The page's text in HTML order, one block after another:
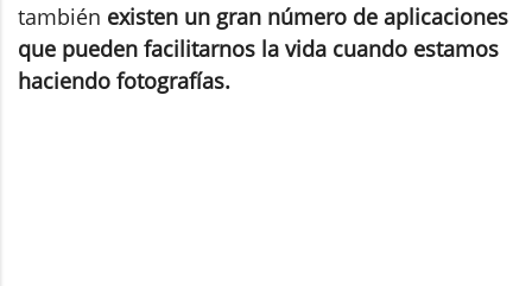
también existen un gran número de aplicaciones
que pueden facilitarnos la vida cuando estamos
haciendo fotografías.